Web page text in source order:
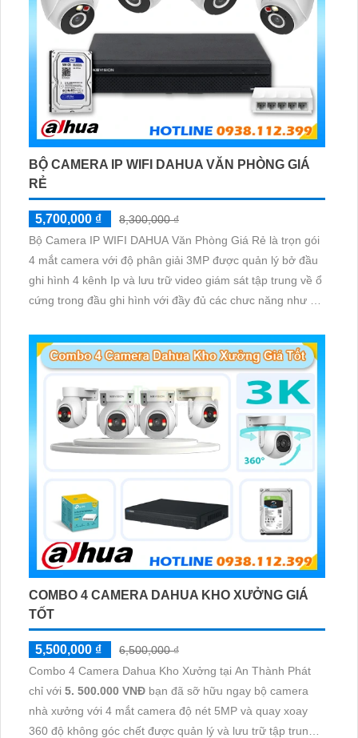
BỘ CAMERA IP WIFI DAHUA VĂN PHÒNG GIÁ
RẺ
5,700,000 ₫
8,300,000 ₫
Bộ Camera IP WIFI DAHUA Văn Phòng Giá Rẻ là trọn gói
4 mắt camera với độ phân giải 3MP được quản lý bở đầu
ghi hình 4 kênh Ip và lưu trữ video giám sát tập trung về ổ
cứng trong đầu ghi hình với đầy đủ các chưc năng như AI
giám sát có màu vào ban đêm
COMBO 4 CAMERA DAHUA KHO XƯỞNG GIÁ
TỐT
5,500,000 ₫
6,500,000 ₫
Combo 4 Camera Dahua Kho Xưởng tại An Thành Phát
chỉ với 5. 500.000 VNĐ bạn đã sỡ hữu ngay bộ camera
nhà xưởng với 4 mắt camera độ nét 5MP và quay xoay
360 độ không góc chết được quản lý và lưu trữ tập trung